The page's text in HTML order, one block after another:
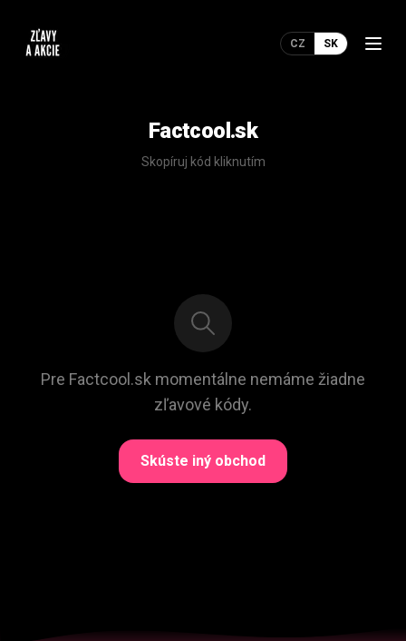
CZ SK
Factcool.sk
Skopíruj kód kliknutím
Pre Factcool.sk momentálne nemáme žiadne
zľavové kódy.
Skúste iný obchod